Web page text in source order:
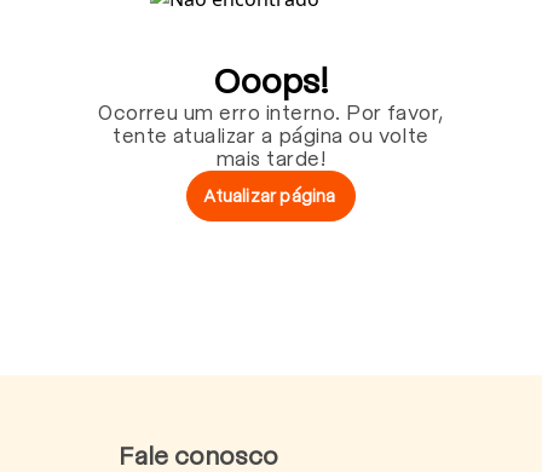
Ooops!
Ocorreu um erro interno. Por favor,
tente atualizar a página ou volte
mais tarde!
Atualizar página
Fale conosco